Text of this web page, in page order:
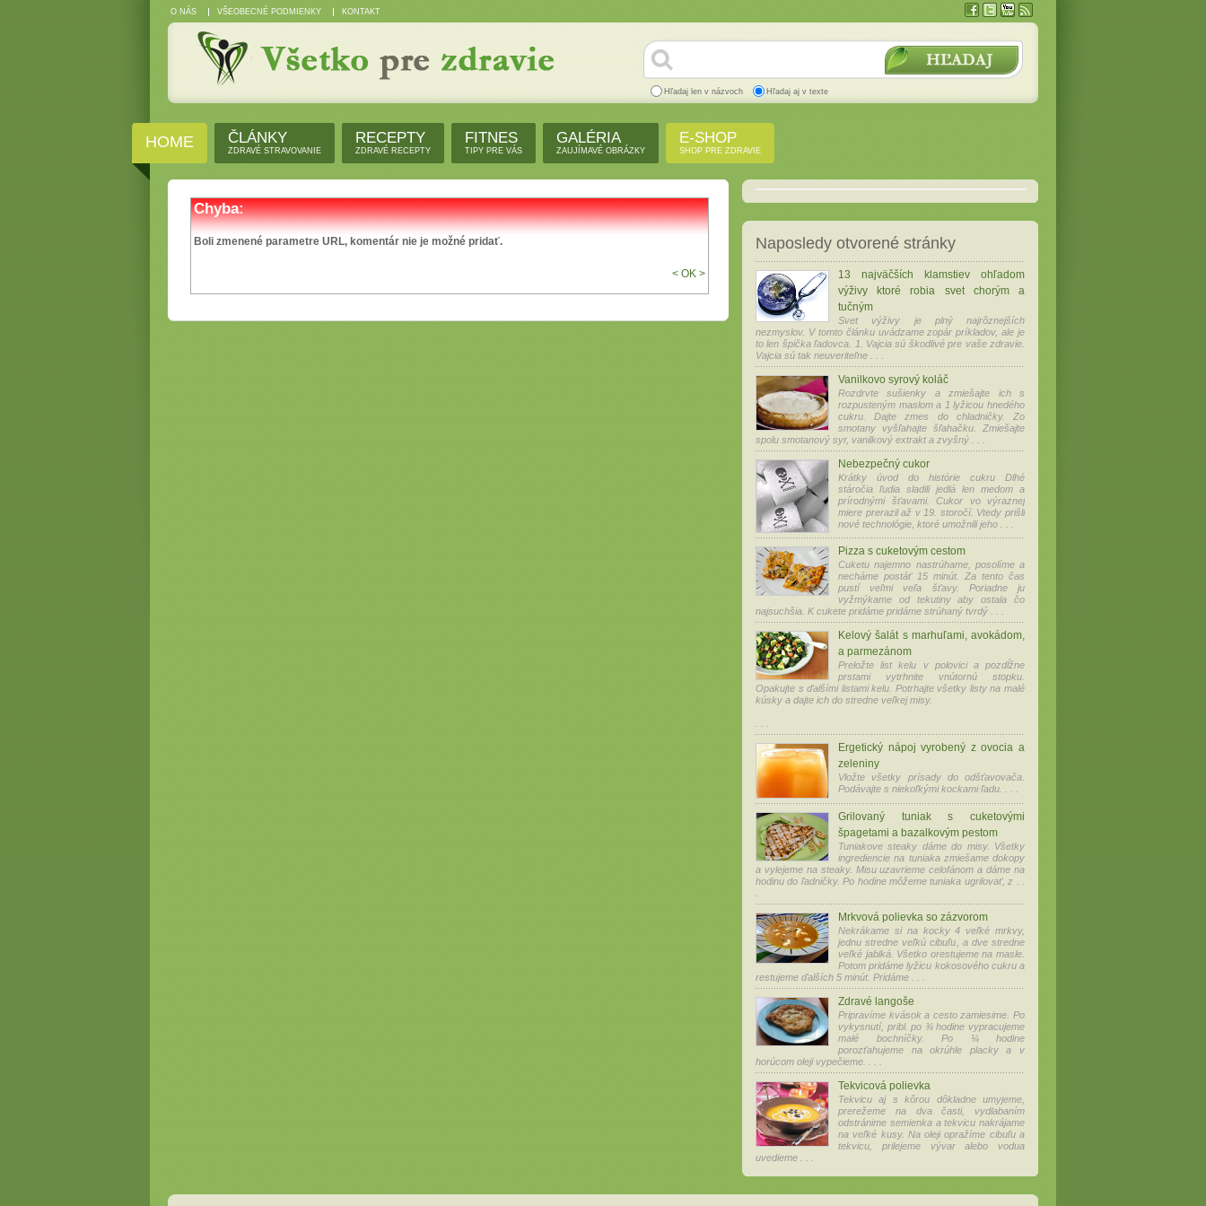
O NÁS VŠEOBECNÉ PODMIENKY KONTAKT
Hľadaj len v názvoch Hľadaj aj v texte
HOME ČLÁNKY
ZDRAVÉ STRAVOVANIE
RECEPTY
ZDRAVÉ RECEPTY
FITNES
TIPY PRE VÁS
GALÉRIA
ZAUJÍMAVÉ OBRÁZKY
E-SHOP
SHOP PRE ZDRAVIE
Chyba:
Boli zmenené parametre URL, komentár nie je možné pridať.
< OK >
Naposledy otvorené stránky
13 najväčších klamstiev ohľadom
výživy ktoré robia svet chorým a
tučným
Svet výživy je plný najrôznejších
nezmyslov. V tomto článku uvádzame zopár príkladov, ale je
to len špička ľadovca. 1. Vajcia sú škodlivé pre vaše zdravie.
Vajcia sú tak neuveriteľne . . .
Vanilkovo syrový koláč
Rozdrvte sušienky a zmiešajte ich s
rozpusteným maslom a 1 lyžicou hnedého
cukru. Dajte zmes do chladničky. Zo
smotany vyšľahajte šľahačku. Zmiešajte
spolu smotanový syr, vanilkový extrakt a zvyšný . . .
Nebezpečný cukor
Krátky úvod do histórie cukru Dlhé
stáročia ľudia sladili jedlá len medom a
prírodnými šťavami. Cukor vo výraznej
miere prerazil až v 19. storočí. Vtedy prišli
nové technológie, ktoré umožnili jeho . . .
Pizza s cuketovým cestom
Cuketu najemno nastrúhame, posolíme a
necháme postáť 15 minút. Za tento čas
pustí veľmi veľa šťavy. Poriadne ju
vyžmýkame od tekutiny aby ostala čo
najsuchšia. K cukete pridáme pridáme strúhaný tvrdý . . .
Kelový šalát s marhuľami, avokádom,
a parmezánom
Preložte list kelu v polovici a pozdĺžne
prstami vytrhnite vnútornú stopku.
Opakujte s ďalšími listami kelu. Potrhajte všetky listy na malé
kúsky a dajte ich do stredne veľkej misy.
Ergetický nápoj vyrobený z ovocia a
zeleniny
Vložte všetky prísady do odšťavovača.
Podávajte s niekoľkými kockami ľadu. . . .
Grilovaný tuniak s cuketovými
špagetami a bazalkovým pestom
Tuniakove steaky dáme do misy. Všetky
ingrediencie na tuniaka zmiešame dokopy
a vylejeme na steaky. Misu uzavrieme celofánom a dáme na
hodinu do ľadničky. Po hodine môžeme tuniaka ugrilovať, z . .
Mrkvová polievka so zázvorom
Nekrákame si na kocky 4 veľké mrkvy,
jednu stredne veľkú cibuľu, a dve stredne
veľké jablká. Všetko orestujeme na masle.
Potom pridáme lyžicu kokosového cukru a
restujeme ďalších 5 minút. Pridáme . . .
Zdravé langoše
Pripravíme kvások a cesto zamiesime. Po
vykysnutí, pribl. po ¾ hodine vypracujeme
malé bochníčky. Po ¼ hodine
porozťahujeme na okrúhle placky a v
horúcom oleji vypečieme. . . .
Tekvicová polievka
Tekvicu aj s kôrou dôkladne umyjeme,
prerežeme na dva časti, vydlabaním
odstránime semienka a tekvicu nakrájame
na veľké kusy. Na oleji opražíme cibuľu a
tekvicu, prilejeme vývar alebo vodua
uvedieme . . .